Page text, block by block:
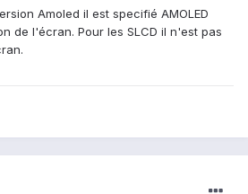
Amoled il est specifié AMOLED
de l'écran. Pour les SLCD il n'est pas